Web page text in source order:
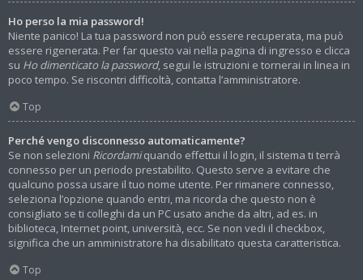
Ho perso la mia password!
Niente panico! La tua password non può essere recuperata, ma può
essere rigenerata. Per far questo vai nella pagina di ingresso e clicca
su Ho dimenticato la password, segui le istruzioni e tornerai in linea in
poco tempo. Se riscontri difficoltà, contatta l’amministratore.
Top
Perché vengo disconnesso automaticamente?
Se non selezioni Ricordamiquando effettui il login, il sistema ti terrà
connesso per un periodo prestabilito. Questo serve a evitare che
qualcuno possa usare il tuo nome utente. Per rimanere connesso,
seleziona l’opzione quando entri, ma ricorda che questo non è
consigliato se ti colleghi da un PC usato anche da altri, ad es. in
biblioteca, Internet point, università, ecc. Se non vedi il checkbox,
significa che un amministratore ha disabilitato questa caratteristica.
Top